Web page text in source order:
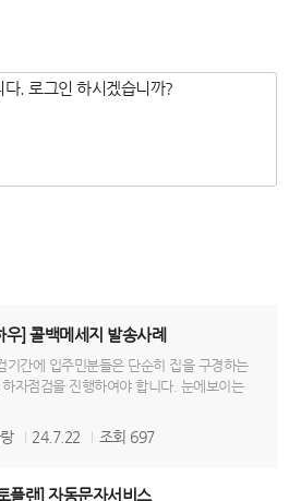
우] 콜백메세지 발송사례
기간에 입주민분들은 단순히 집을 구경하는
자점검을 진행하여야 합니다. 눈에보이는
24.7.22 조회 697
플랜] 자동문자서비스